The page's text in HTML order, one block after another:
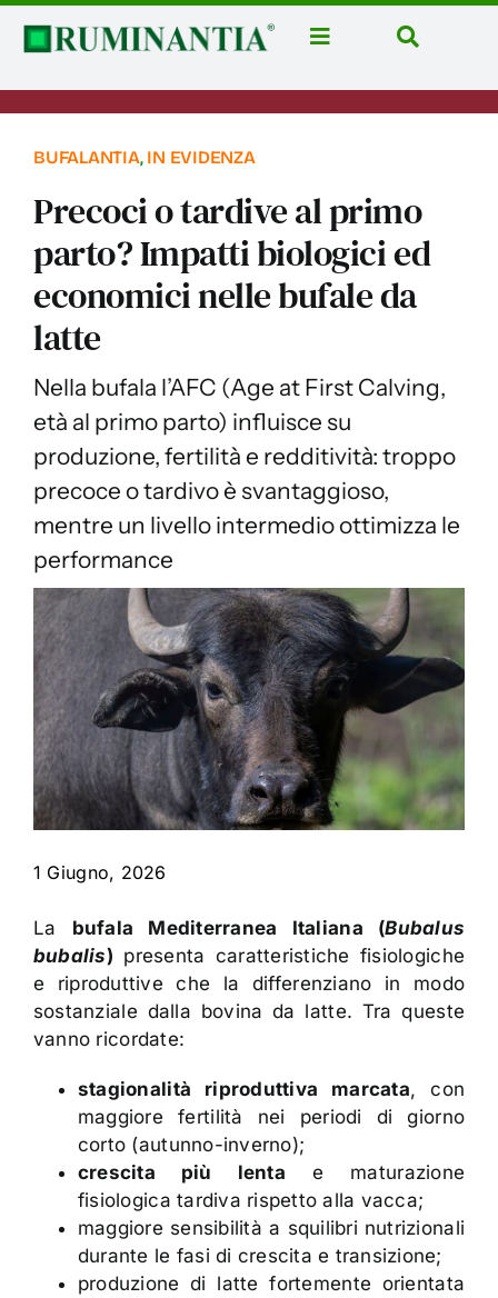
Salta
Toggle
Home
Aziende
Corsi
Eventi
Ruminantia Mese
Contatti
Toggle
BUFALANTIA, IN EVIDENZA
Precoci o tardive al primo
parto? Impatti biologici ed
economici nelle bufale da
latte
Nella bufala l’AFC (Age at First Calving,
età al primo parto) influisce su
produzione, fertilità e redditività: troppo
precoce o tardivo è svantaggioso,
mentre un livello intermedio ottimizza le
performance
1 Giugno, 2026
La bufala Mediterranea Italiana (Bubalus
bubalis) presenta caratteristiche fisiologiche
e riproduttive che la differenziano in modo
sostanziale dalla bovina da latte. Tra queste
vanno ricordate:
stagionalità riproduttiva marcata, con
maggiore fertilità nei periodi di giorno
corto (autunno-inverno);
crescita più lenta e maturazione
fisiologica tardiva rispetto alla vacca;
maggiore sensibilità a squilibri nutrizionali
durante le fasi di crescita e transizione;
produzione di latte fortemente orientata